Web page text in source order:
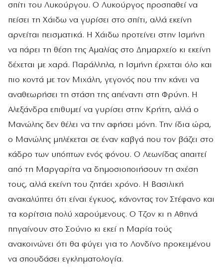
σπίτι του Λυκούργου. Ο Λυκούργος προσπαθεί να
πείσει τη Χάιδω να γυρίσει στο σπίτι, αλλά εκείνη
αρνείται πεισματικά. Η Χάιδω προτείνει στην Ισμήνη
να πάρει τη θέση της Αμαλίας στο Δημαρχείο κι εκείνη
δέχεται με χαρά. Παράλληλα, η Ισμήνη έρχεται όλο και
πιο κοντά με τον Μιχάλη, γεγονός που την κάνει να
αναθεωρήσει τη στάση της απέναντι στη Φρύνη. Η
Αλεξάνδρα επιθυμεί να γυρίσει στην Κρήτη, αλλά ο
Μανώλης δεν θέλει να την αφήσει μόνη. Την ίδια ώρα,
ο Μανώλης μπλέκεται σε έναν καβγά που τον βάζει στο
κάδρο των υπόπτων ενός φόνου. Ο Λεωνίδας απαιτεί
από τη Μαργαρίτα να δημοσιοποιήσουν τη σχέση
τους, αλλά εκείνη του ζητάει χρόνο. Η Βασιλική
ανακαλύπτει ότι είναι έγκυος, κάνοντας τον Στέφανο και
τα κορίτσια πολύ χαρούμενους. Ο Τζον κι η Αθηνά
πηγαίνουν στο Σούνιο κι εκεί η Μαρία τούς
ανακοινώνει ότι θα φύγει για το Λονδίνο προκειμένου
να σπουδάσει εγκληματολογία.